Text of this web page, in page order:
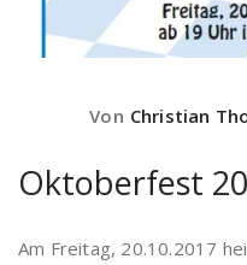
Von Christian
Oktoberfest
Am Freitag, 20.10.2017